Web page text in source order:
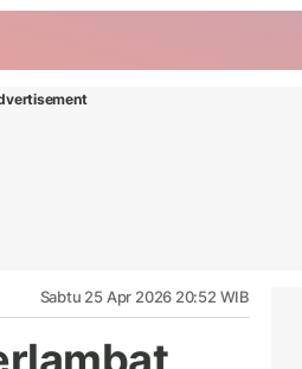
Sabtu 25 Apr 2026 20:52 WIB